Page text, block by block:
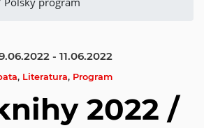
- 11.06.2022
, Literatura, Program
2022 /